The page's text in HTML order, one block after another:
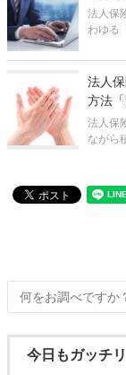
法人保
わゆる
金が最
し、現
法人
方法
法人保
ながら
るのは
今日もガッチ